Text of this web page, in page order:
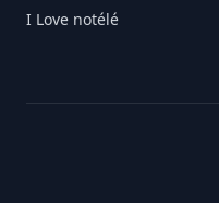
I Love notélé